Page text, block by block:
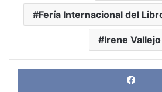
Fería Internacional del
Irene Vallejo